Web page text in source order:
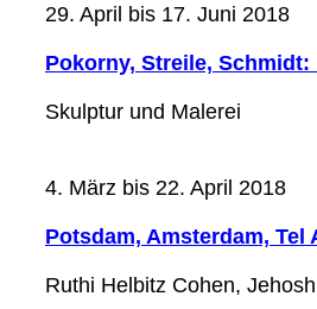
29. April bis 17. Juni 2018
Pokorny, Streile,
Skulptur und Malerei
4. März bis 22. April 2018
Potsdam, Amsterdam, Tel
Ruthi Helbitz Cohen,